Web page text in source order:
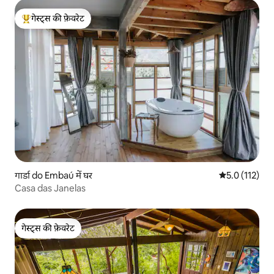
गेस्ट्स का टॉप फ़ेवरेट
गेस्ट्स की फ़ेवरेट
गार्डा do Embaú में घर औसत रेटिंग 5 में
5.0 (112)
Casa das Janelas
गेस्ट्स की फ़ेवरेट
गेस्ट्स की फ़ेवरेट